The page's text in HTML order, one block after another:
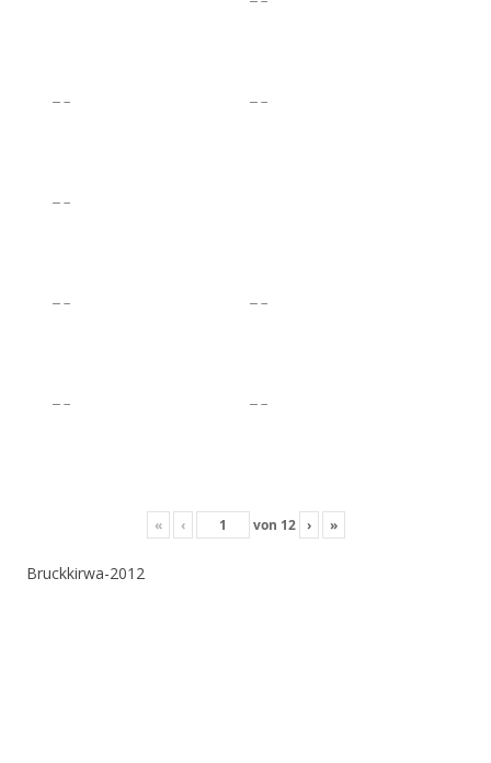
« ‹ von 12 › »
Bruckkirwa-2012